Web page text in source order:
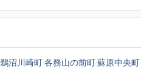
鵜沼川崎町各務山の前町蘇原中央町